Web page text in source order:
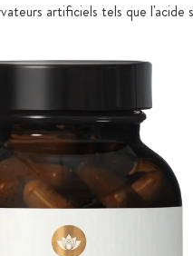
artificiels tels que l'acide
et encapsulation dans l'UE,